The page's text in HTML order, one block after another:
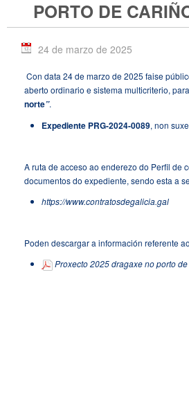
PORTO DE
24 de marzo de 2025
Con data 24 de marzo de 2025 faise
aberto ordinario e sistema multicriterio,
norte”.
Expediente PRG-2024-0089, non
A ruta de acceso ao enderezo do Perfil de
documentos do expediente, sendo esta a
https://www.contratosdegalicia.gal
Poden descargar a información referente
Proxecto 2025 dragaxe no porto